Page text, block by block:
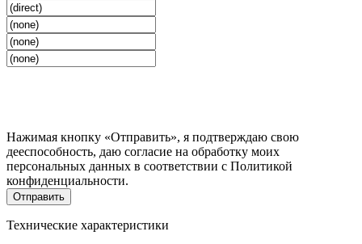
Нажимая кнопку «Отправить», я подтверждаю свою
дееспособность, даю согласие на обработку моих
персональных данных в соответствии с Политикой
конфиденциальности.
Технические характеристики